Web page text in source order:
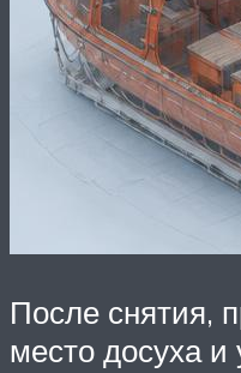
После снятия,
место досуха и